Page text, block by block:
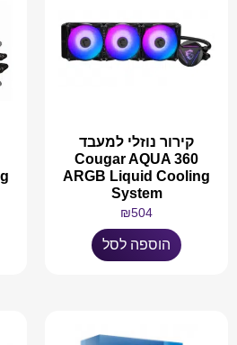
קירור נוזלי למעבד
Cougar AQUA 360
ARGB Liquid Cooling
System
₪504
הוספה לסל